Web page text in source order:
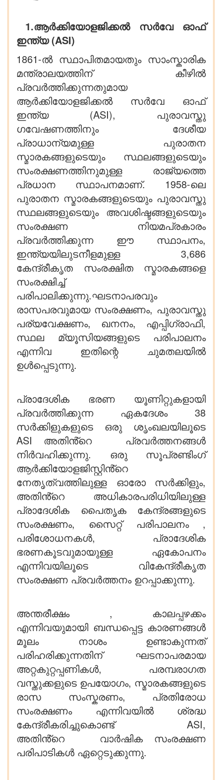
1.ആർക്കിയോളജിക്കൽ സർവേ ഓഫ്
ഇന്ത്യ (ASI)
1861-ൽ സ്ഥാപിതമായതും സാംസ്കാരിക
മന്ത്രാലയത്തിന് കീഴിൽ
പ്രവർത്തിക്കുന്നതുമായ
ആർക്കിയോളജിക്കൽ സർവേ ഓഫ്
ഇന്ത്യ (ASI), പുരാവസ്തു
ഗവേഷണത്തിനും ദേശീയ
പ്രാധാന്യമുള്ള പുരാതന
സ്മാരകങ്ങളുടെയും സ്ഥലങ്ങളുടെയും
സംരക്ഷണത്തിനുമുള്ള രാജ്യത്തെ
പ്രധാന സ്ഥാപനമാണ്. 1958-ലെ
പുരാതന സ്മാരകങ്ങളുടെയും പുരാവസ്തു
സ്ഥലങ്ങളുടെയും അവശിഷ്ടങ്ങളുടെയും
സംരക്ഷണ നിയമപ്രകാരം
പ്രവർത്തിക്കുന്ന ഈ സ്ഥാപനം,
ഇന്ത്യയിലുടനീളമുള്ള 3,686
കേന്ദ്രീകൃത സംരക്ഷിത സ്മാരകങ്ങളെ
സംരക്ഷിച്ച്
പരിപാലിക്കുന്നു.ഘടനാപരവും
രാസപരവുമായ സംരക്ഷണം, പുരാവസ്തു
പര്യവേക്ഷണം, ഖനനം, എപ്പിഗ്രാഫി,
സ്ഥല മ്യൂസിയങ്ങളുടെ പരിപാലനം
എന്നിവ ഇതിന്റെ ചുമതലയിൽ
ഉൾപ്പെടുന്നു.
പ്രാദേശിക ഭരണ യൂണിറ്റുകളായി
പ്രവർത്തിക്കുന്ന ഏകദേശം 38
സർക്കിളുകളുടെ ഒരു ശൃംഖലയിലൂടെ
ASI അതിൻ്റെ പ്രവർത്തനങ്ങൾ
നിർവഹിക്കുന്നു. ഒരു സൂപ്രണ്ടിംഗ്
ആർക്കിയോളജിസ്റ്റിൻ്റെ
നേതൃത്വത്തിലുള്ള ഓരോ സർക്കിളും,
അതിൻ്റെ അധികാരപരിധിയിലുള്ള
പ്രാദേശിക പൈതൃക കേന്ദ്രങ്ങളുടെ
സംരക്ഷണം, സൈറ്റ് പരിപാലനം ,
പരിശോധനകൾ, പ്രാദേശിക
ഭരണകൂടവുമായുള്ള ഏകോപനം
എന്നിവയിലൂടെ വികേന്ദ്രീകൃത
സംരക്ഷണ പ്രവർത്തനം ഉറപ്പാക്കുന്നു.
അന്തരീക്ഷം , കാലപ്പഴക്കം
എന്നിവയുമായി ബന്ധപ്പെട്ട കാരണങ്ങൾ
മൂലം നാശം ഉണ്ടാകുന്നത്
പരിഹരിക്കുന്നതിന് ഘടനാപരമായ
അറ്റകുറ്റപ്പണികൾ, പരമ്പരാഗത
വസ്തുക്കളുടെ ഉപയോഗം, സ്മാരകങ്ങളുടെ
രാസ സംസ്കരണം, പ്രതിരോധ
സംരക്ഷണം എന്നിവയിൽ ശ്രദ്ധ
കേന്ദ്രീകരിച്ചുകൊണ്ട് ASI,
അതിൻ്റെ വാർഷിക സംരക്ഷണ
പരിപാടികൾ ഏറ്റെടുക്കുന്നു.